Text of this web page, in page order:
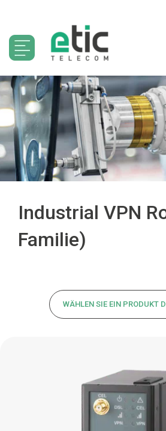
Industrial VPN
Familie)
WÄHLEN SIE EIN PRODUKT